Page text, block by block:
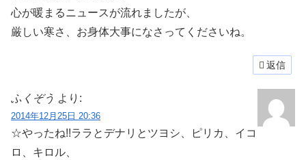
心が暖まるニュースが流れましたが、
厳しい寒さ、お身体大事になさってくださいね。
返信
ふくぞう より:
2014年12月25日 20:36
☆やったね!!ララとデナリとツヨシ、ピリカ、イコ
ロ、キロル、